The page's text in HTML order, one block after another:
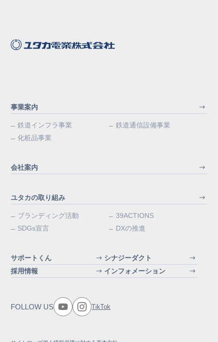
事業案内
鉄道インフラ事業
鉄道通信設備事業
化粧品事業
会社案内
ユタカの取り組み
ブランディング活動
39ACTIONS
SDGs宣言
DXの推進
サポートくん
シナジーダクト
採用情報
インフォメーション
FOLLOW US TikTok